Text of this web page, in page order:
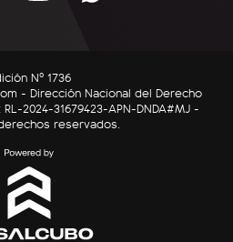
Nº 1736
- Dirección Nacional del Derecho
2024-31679423-APN-DNDA#MJ -
reservados.